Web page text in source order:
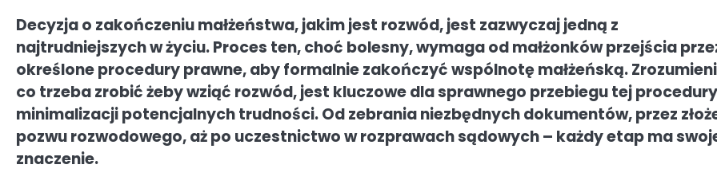
Decyzja o zakończeniu małżeństwa, jakim jest rozwód, jest zazwyczaj jedną z
najtrudniejszych w życiu. Proces ten, choć bolesny, wymaga od małżonków przejścia
określone procedury prawne, aby formalnie zakończyć wspólnotę małżeńską.
co trzeba zrobić żeby wziąć rozwód, jest kluczowe dla sprawnego przebiegu tej
minimalizacji potencjalnych trudności. Od zebrania niezbędnych dokumentów, przez
pozwu rozwodowego, aż po uczestnictwo w rozprawach sądowych – każdy etap ma
znaczenie.